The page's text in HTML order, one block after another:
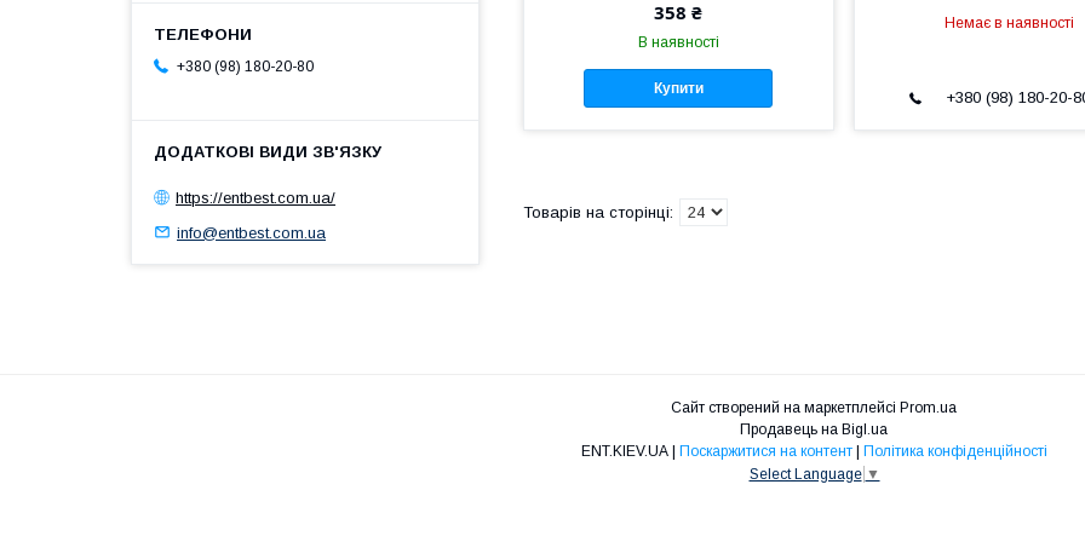
358 ₴
В наявності
Купити
Немає в наявності
+380 (98) 180-20-
+380 (98) 180-20-80
https://entbest.com.ua/
info@entbest.com.ua
Сайт створений на маркетплейсі Prom.ua
Продавець на Bigl.ua
Поскаржитися на контент
Політика конфіденційності
Select Language ▼